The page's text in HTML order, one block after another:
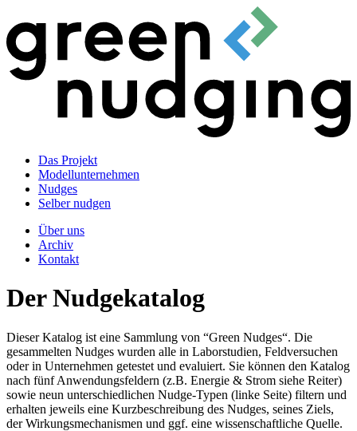
Das Projekt
Modellunternehmen
Nudges
Selber nudgen
Über uns
Archiv
Kontakt
Der Nudgekatalog
Dieser Katalog ist eine Sammlung von “Green Nudges“. Die
gesammelten Nudges wurden alle in Laborstudien, Feldversuchen
oder in Unternehmen getestet und evaluiert. Sie können den Katalog
nach fünf Anwendungsfeldern (z.B. Energie & Strom siehe Reiter)
sowie neun unterschiedlichen Nudge-Typen (linke Seite) filtern und
erhalten jeweils eine Kurzbeschreibung des Nudges, seines Ziels,
der Wirkungsmechanismen und ggf. eine wissenschaftliche Quelle.